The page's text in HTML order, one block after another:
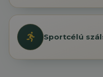
Sportcélú